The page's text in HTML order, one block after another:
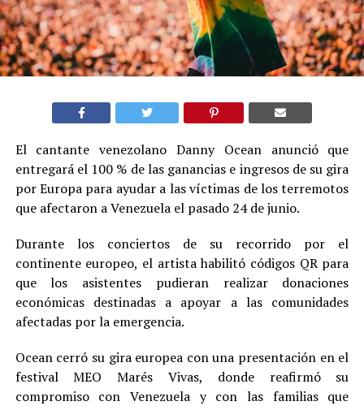
El cantante venezolano Danny Ocean anunció que
entregará el 100 % de las ganancias e ingresos de su gira
por Europa para ayudar a las víctimas de los terremotos
que afectaron a Venezuela el pasado 24 de junio.
Durante los conciertos de su recorrido por el
continente europeo, el artista habilitó códigos QR para
que los asistentes pudieran realizar donaciones
económicas destinadas a apoyar a las comunidades
afectadas por la emergencia.
Ocean cerró su gira europea con una presentación en el
festival MEO Marés Vivas, donde reafirmó su
compromiso con Venezuela y con las familias que